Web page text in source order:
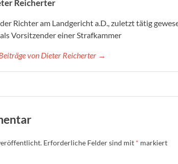
Reicherter
Richter am Landgericht a.D., zuletzt tätig
Vorsitzender einer Strafkammer
von Dieter Reicherter →
Erforderliche Felder sind mit * markiert